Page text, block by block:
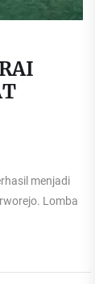
menjadi
Lomba